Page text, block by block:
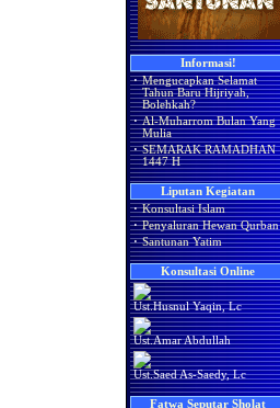
Informasi!
· Mengucapkan Selamat
Tahun Baru Hijriyah,
Bolehkah?
· Al-Muharrom Bulan Yang
Mulia
· SEMARAK RAMADHAN
1447 H
Liputan Kegiatan
· Konsultasi Islam
· Penyaluran Hewan Qurban
· Santunan Yatim
Konsultasi Online
Ust.Husnul Yaqin, Lc
Ust.Amar Abdullah
Ust.Saed As-Saedy, Lc
Fatwa Seputar Sholat